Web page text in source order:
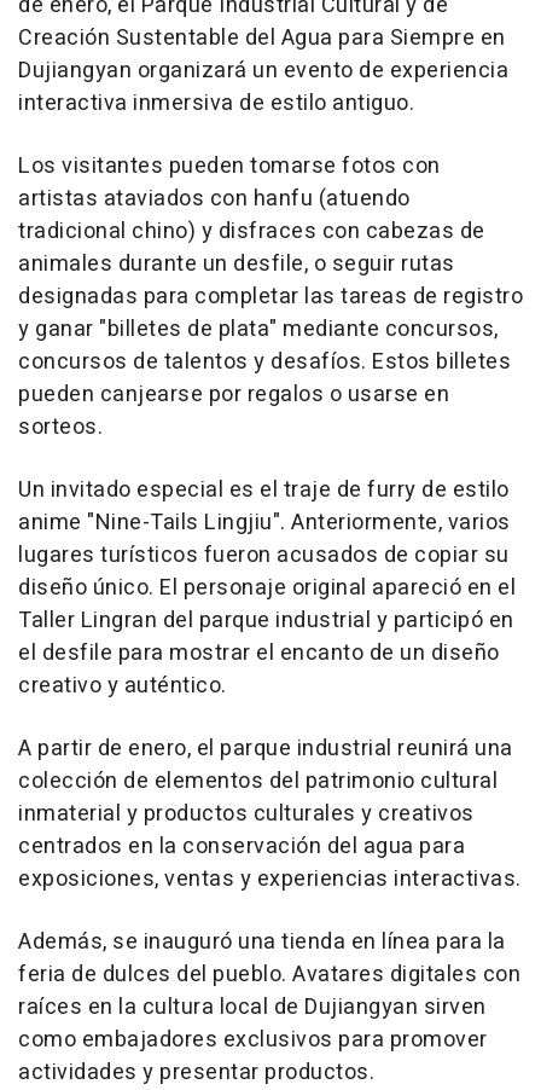
Creación Sustentable del Agua para Siempre en
Dujiangyan organizará un evento de experiencia
interactiva inmersiva de estilo antiguo.
Los visitantes pueden tomarse fotos con
artistas ataviados con hanfu (atuendo
tradicional chino) y disfraces con cabezas de
animales durante un desfile, o seguir rutas
designadas para completar las tareas de registro
y ganar "billetes de plata" mediante concursos,
concursos de talentos y desafíos. Estos billetes
pueden canjearse por regalos o usarse en
sorteos.
Un invitado especial es el traje de furry de estilo
anime "Nine-Tails Lingjiu". Anteriormente, varios
lugares turísticos fueron acusados de copiar su
diseño único. El personaje original apareció en el
Taller Lingran del parque industrial y participó en
el desfile para mostrar el encanto de un diseño
creativo y auténtico.
A partir de enero, el parque industrial reunirá una
colección de elementos del patrimonio cultural
inmaterial y productos culturales y creativos
centrados en la conservación del agua para
exposiciones, ventas y experiencias interactivas.
Además, se inauguró una tienda en línea para la
feria de dulces del pueblo. Avatares digitales con
raíces en la cultura local de Dujiangyan sirven
como embajadores exclusivos para promover
actividades y presentar productos.